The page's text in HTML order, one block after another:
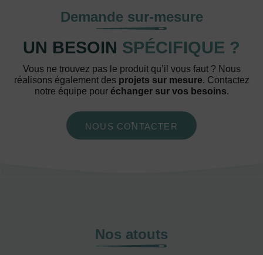
Demande sur-mesure
UN BESOIN SPÉCIFIQUE ?
Vous ne trouvez pas le produit qu’il vous faut ? Nous
réalisons également des projets sur mesure. Contactez
notre équipe pour échanger sur vos besoins.
NOUS CONTACTER
Nos atouts